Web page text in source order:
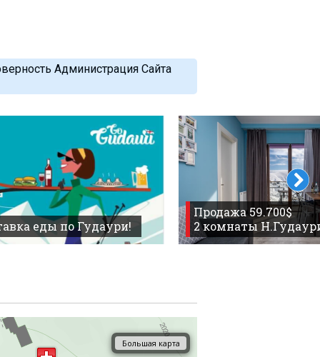
Администрация Сайта
еды по Гудаури!
Продажа 59.700$
2 комнаты